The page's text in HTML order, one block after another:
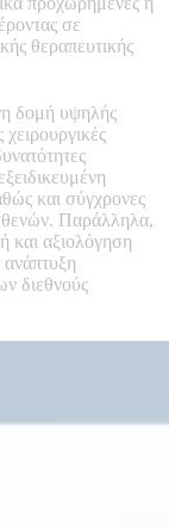
σε
θεραπευτικής
δομή υψηλής
και σύγχρονες
Παράλληλα,
και αξιολόγηση
διεθνούς